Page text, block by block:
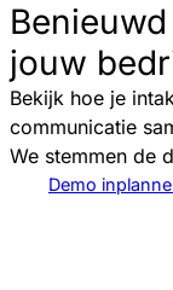
jouw
Bekijk hoe je
communicatie
We stemmen de
Demo